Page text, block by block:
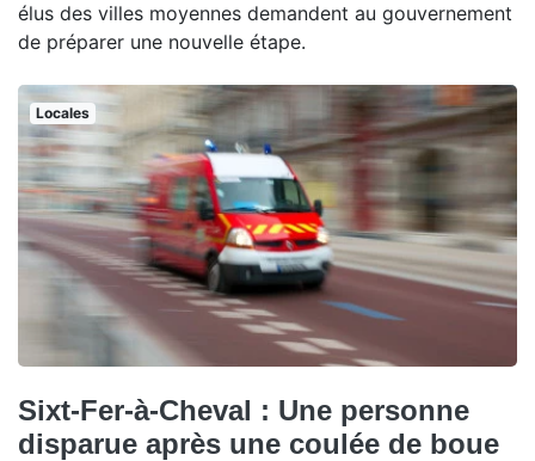
élus des villes moyennes demandent au gouvernement
de préparer une nouvelle étape.
Locales
Sixt-Fer-à-Cheval : Une personne
disparue après une coulée de boue